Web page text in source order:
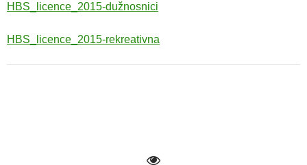
HBS_licence_2015-dužnosnici
HBS_licence_2015-rekreativna